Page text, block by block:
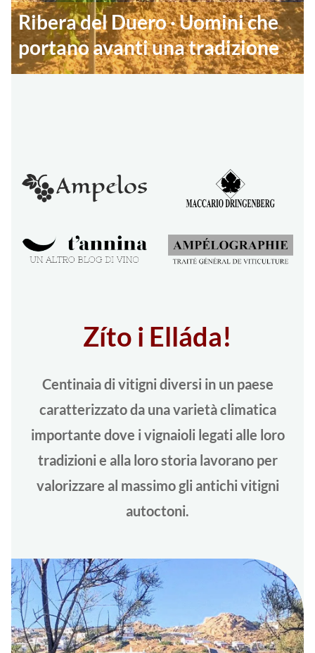
Ribera del Duero · Uomini che
portano avanti una tradizione
Zíto i Elláda!
Centinaia di vitigni diversi in un paese
caratterizzato da una varietà climatica
importante dove i vignaioli legati alle loro
tradizioni e alla loro storia lavorano per
valorizzare al massimo gli antichi vitigni
autoctoni.